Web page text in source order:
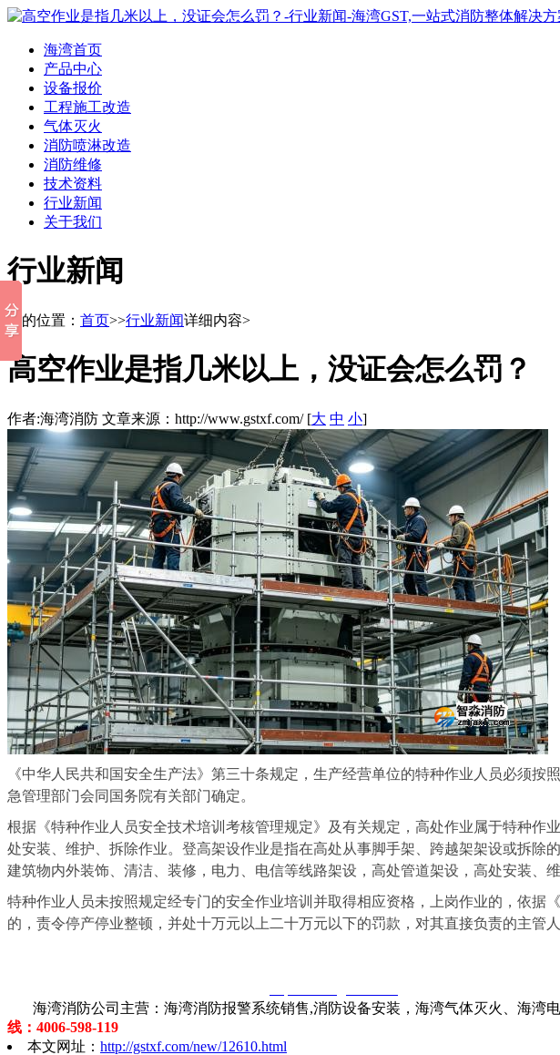
海湾首页
产品中心
设备报价
工程施工改造
气体灭火
消防喷淋改造
消防维修
技术资料
行业新闻
关于我们
行业新闻
您的位置： 首页>>行业新闻详细内容>
高空作业是指几米以上，没证会怎么罚？
作者:海湾消防 文章来源：http://www.gstxf.com/ [大 中 小]
《中华人民共和国安全生产法》第三十条规定，生产经营单位的特种作业人员必须
急管理部门会同国务院有关部门确定。
根据《特种作业人员安全技术培训考核管理规定》及有关规定，高处作业属于特种
处安装、维护、拆除作业。登高架设作业是指在高处从事脚手架、跨越架架设或拆
建筑物内外装饰、清洁、装修，电力、电信等线路架设，高处管道架设，高处安装、
特种作业人员未按照规定经专门的安全作业培训并取得相应资格，上岗作业的，依
的，责令停产停业整顿，并处十万元以上二十万元以下的罚款，对其直接负责的主管
海湾消防公司主营：海湾消防报警系统销售,消防设备安装，海湾气体灭火、海湾
线：4006-598-119
本文网址： http://gstxf.com/new/12610.html